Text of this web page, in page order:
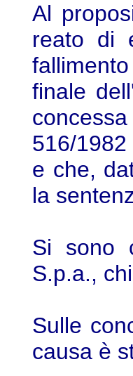
Al
reato di
finale
516/
e che,
la
Si sono
S.p.a.,
Sulle
causa è